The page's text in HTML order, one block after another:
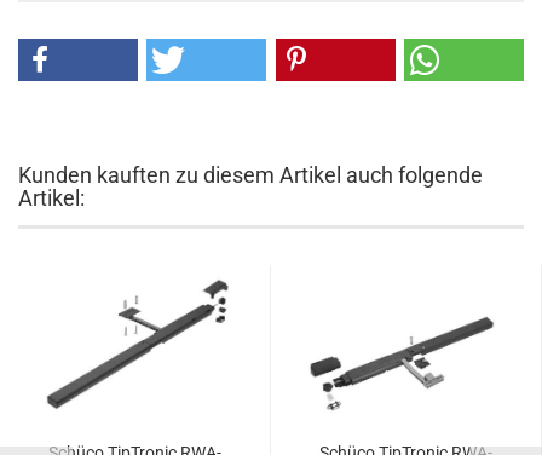
Kunden kauften zu diesem Artikel auch folgende
Artikel: